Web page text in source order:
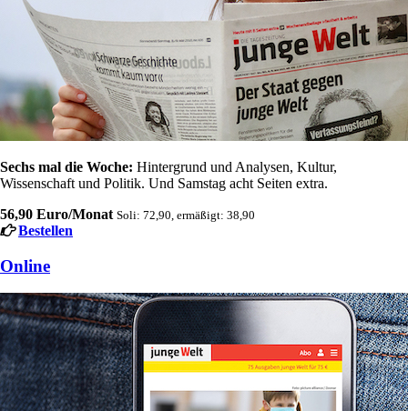
Sechs mal die Woche: Hintergrund und Analysen, Kultur,
Wissenschaft und Politik. Und Samstag acht Seiten extra.
56,90 Euro/Monat Soli: 72,90, ermäßigt: 38,90
Bestellen
Online